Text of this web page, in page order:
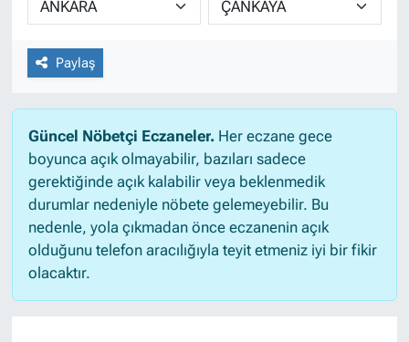
Paylaş
Güncel Nöbetçi Eczaneler.Her eczane gece
boyunca açık olmayabilir, bazıları sadece
gerektiğinde açık kalabilir veya beklenmedik
durumlar nedeniyle nöbete gelemeyebilir. Bu
nedenle, yola çıkmadan önce eczanenin açık
olduğunu telefon aracılığıyla teyit etmeniz iyi bir fikir
olacaktır.